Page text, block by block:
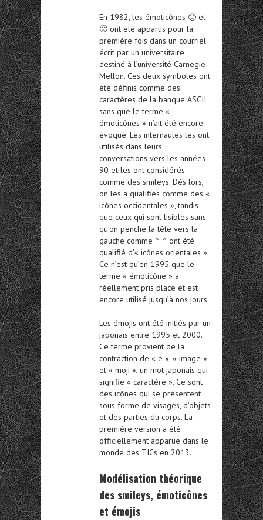
En 1982, les émoticônes 🙂 et
🙁 ont été apparus pour la
première fois dans un courriel
écrit par un universitaire
destiné à l’université Carnegie-
Mellon. Ces deux symboles ont
été définis comme des
caractères de la banque ASCII
sans que le terme «
émoticônes » n’ait été encore
évoqué. Les internautes les ont
utilisés dans leurs
conversations vers les années
90 et les ont considérés
comme des smileys. Dès lors,
on les a qualifiés comme des «
icônes occidentales », tandis
que ceux qui sont lisibles sans
qu’on penche la tête vers la
gauche comme ^_^ ont été
qualifié d’« icônes orientales ».
Ce n’est qu’en 1995 que le
terme « émoticône » a
réellement pris place et est
encore utilisé jusqu’à nos jours.
Les émojis ont été initiés par un
japonais entre 1995 et 2000.
Ce terme provient de la
contraction de « e », « image »
et « moji », un mot japonais qui
signifie « caractère ». Ce sont
des icônes qui se présentent
sous forme de visages, d’objets
et des parties du corps. La
première version a été
officiellement apparue dans le
monde des TICs en 2013.
Modélisation théorique
des smileys, émoticônes
et émojis